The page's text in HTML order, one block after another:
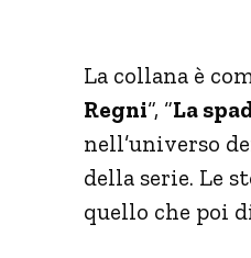
La collana è
Regni“, “La
nell’universo
della serie. Le
quello che poi